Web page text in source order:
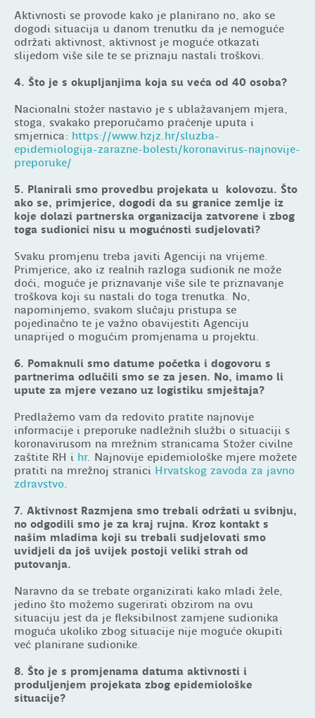
Aktivnosti se provode kako je planirano no, ako se
dogodi situacija u danom trenutku da je nemoguće
održati aktivnost, aktivnost je moguće otkazati
slijedom više sile te se priznaju nastali troškovi.
4. Što je s okupljanjima koja su veća od 40 osoba?
Nacionalni stožer nastavio je s ublažavanjem mjera,
stoga, svakako preporučamo praćenje uputa i
smjernica: https://www.hzjz.hr/sluzba-
epidemiologija-zarazne-bolesti/koronavirus-najnovije-
preporuke/
5. Planirali smo provedbu projekata u kolovozu. Što
ako se, primjerice, dogodi da su granice zemlje iz
koje dolazi partnerska organizacija zatvorene i zbog
toga sudionici nisu u mogućnosti sudjelovati?
Svaku promjenu treba javiti Agenciji na vrijeme.
Primjerice, ako iz realnih razloga sudionik ne može
doći, moguće je priznavanje više sile te priznavanje
troškova koji su nastali do toga trenutka. No,
napominjemo, svakom slučaju pristupa se
pojedinačno te je važno obavijestiti Agenciju
unaprijed o mogućim promjenama u projektu.
6. Pomaknuli smo datume početka i dogovoru s
partnerima odlučili smo se za jesen. No, imamo li
upute za mjere vezano uz logistiku smještaja?
Predlažemo vam da redovito pratite najnovije
informacije i preporuke nadležnih službi o situaciji s
koronavirusom na mrežnim stranicama Stožer civilne
zaštite RH i hr. Najnovije epidemiološke mjere možete
pratiti na mrežnoj stranici Hrvatskog zavoda za javno
zdravstvo.
7. Aktivnost Razmjena smo trebali održati u svibnju,
no odgodili smo je za kraj rujna. Kroz kontakt s
našim mladima koji su trebali sudjelovati smo
uvidjeli da još uvijek postoji veliki strah od
putovanja.
Naravno da se trebate organizirati kako mladi žele,
jedino što možemo sugerirati obzirom na ovu
situaciju jest da je fleksibilnost zamjene sudionika
moguća ukoliko zbog situacije nije moguće okupiti
već planirane sudionike.
8. Što je s promjenama datuma aktivnosti i
produljenjem projekata zbog epidemiološke
situacije?